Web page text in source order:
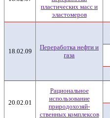
пластических масс и
эластомеров
18.02.09
Переработка нефти и
газа
20.02.01
Рациональное
использование
природохозяй-
ственных комплексов